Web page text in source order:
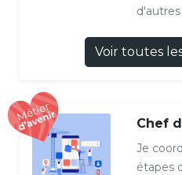
Voir toutes
Chef
Je
étapes